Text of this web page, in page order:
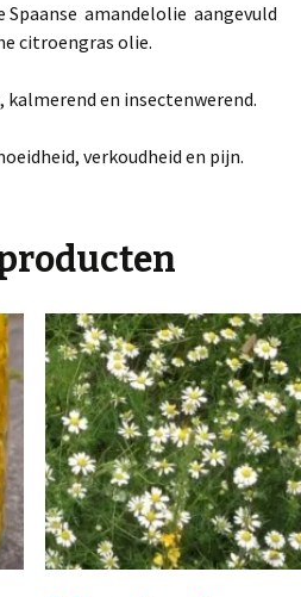
Spaanse amandelolie aangevuld
citroengras olie.
en insectenwerend.
verkoudheid en pijn.